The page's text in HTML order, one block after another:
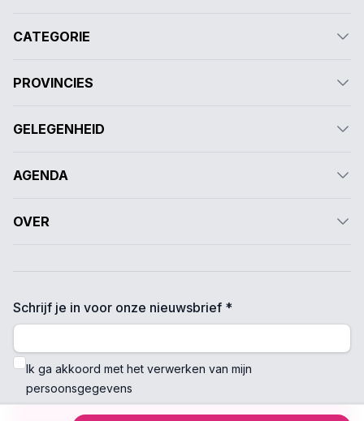
CATEGORIE
PROVINCIES
GELEGENHEID
AGENDA
OVER
Schrijf je in voor onze nieuwsbrief *
Ik ga akkoord met het verwerken van mijn
persoonsgegevens